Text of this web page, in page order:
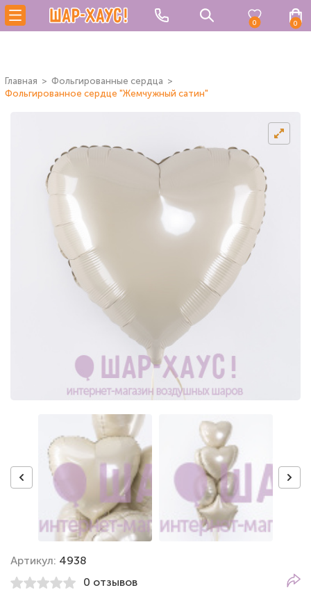
0 0
Главная
Фольгированные сердца
Фольгированное сердце "Жемчужный сатин"
Артикул: 4938
0 отзывов